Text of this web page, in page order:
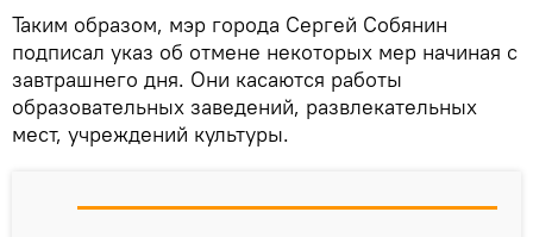
Таким образом, мэр города Сергей Собянин
подписал указ об отмене некоторых мер начиная с
завтрашнего дня. Они касаются работы
образовательных заведений, развлекательных
мест, учреждений культуры.